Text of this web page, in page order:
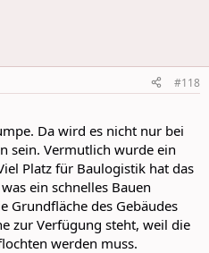
#118
Da wird es nicht nur bei
sein. Vermutlich wurde ein
Platz für Baulogistik hat das
ein schnelles Bauen
Grundfläche des Gebäudes
zur Verfügung steht, weil die
werden muss.